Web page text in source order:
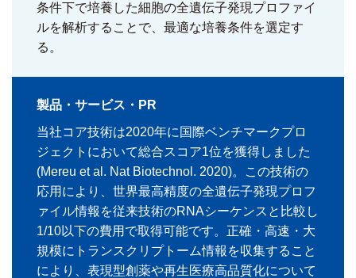
条件下で培養した細胞の全遺伝子発現プロファイ
ルを解析することで、最適な培養条件を選定す
る。
製品・サービス・PR
当社コア技術は2020年に国際ベンチマークプロ
ジェクトにおいて総合スコア1位を獲得しました
(Mereu et al. Nat Biotechnol. 2020)。この技術の
応用により、世界最高精度の全遺伝子発現プロフ
ァイル情報を従来技術のRNAシーケンスと比較し
1/10以下の費用で取得可能です。正確・高速・大
規模にトランスクリプトーム情報を収集すること
により、表現型創薬や再生医療高品質化について